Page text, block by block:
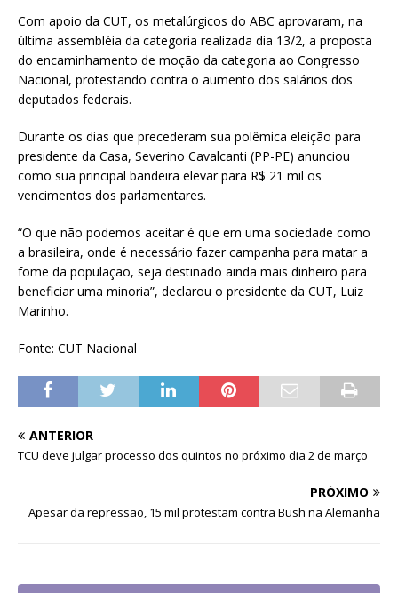
Com apoio da CUT, os metalúrgicos do ABC aprovaram, na
última assembléia da categoria realizada dia 13/2, a proposta
do encaminhamento de moção da categoria ao Congresso
Nacional, protestando contra o aumento dos salários dos
deputados federais.
Durante os dias que precederam sua polêmica eleição para
presidente da Casa, Severino Cavalcanti (PP-PE) anunciou
como sua principal bandeira elevar para R$ 21 mil os
vencimentos dos parlamentares.
“O que não podemos aceitar é que em uma sociedade como
a brasileira, onde é necessário fazer campanha para matar a
fome da população, seja destinado ainda mais dinheiro para
beneficiar uma minoria”, declarou o presidente da CUT, Luiz
Marinho.
Fonte: CUT Nacional
ANTERIOR
TCU deve julgar processo dos quintos no próximo dia 2 de março
PRÓXIMO
Apesar da repressão, 15 mil protestam contra Bush na Alemanha